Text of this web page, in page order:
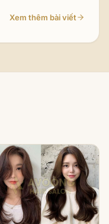
Xem thêm bài viết